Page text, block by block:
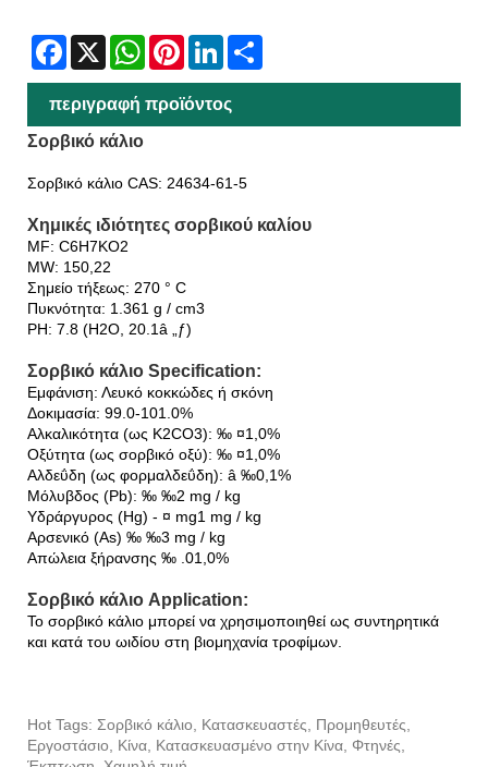
Facebook
X WhatsAppPinterestLinkedIn
περιγραφή προϊόντος
Σορβικό κάλιο
Σορβικό κάλιο CAS: 24634-61-5
Χημικές ιδιότητες σορβικού καλίου
MF: C6H7KO2
MW: 150,22
Σημείο τήξεως: 270 ° C
Πυκνότητα: 1.361 g / cm3
PH: 7.8 (H2O, 20.1â „ƒ)
Σορβικό κάλιο Specification:
Εμφάνιση: Λευκό κοκκώδες ή σκόνη
Δοκιμασία: 99.0-101.0%
Αλκαλικότητα (ως K2CO3): ‰ ¤1,0%
Οξύτητα (ως σορβικό οξύ): ‰ ¤1,0%
Αλδεΰδη (ως φορμαλδεΰδη): â ‰0,1%
Μόλυβδος (Pb): ‰ ‰2 mg / kg
Υδράργυρος (Hg) - ¤ mg1 mg / kg
Αρσενικό (As) ‰ ‰3 mg / kg
Απώλεια ξήρανσης ‰ .01,0%
Σορβικό κάλιο Application:
Το σορβικό κάλιο μπορεί να χρησιμοποιηθεί ως συντηρητικά
και κατά του ωιδίου στη βιομηχανία τροφίμων.
Hot Tags: Σορβικό κάλιο, Κατασκευαστές, Προμηθευτές,
Εργοστάσιο, Κίνα, Κατασκευασμένο στην Κίνα, Φτηνές,